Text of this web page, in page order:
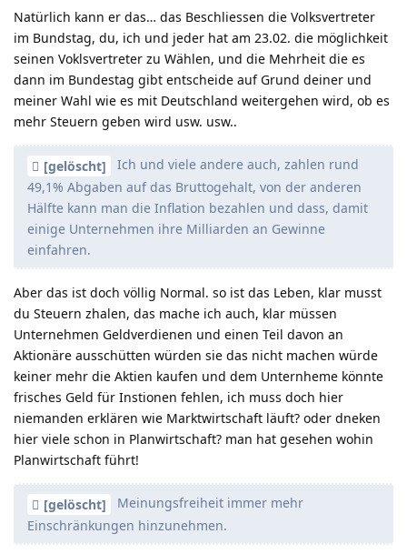
Natürlich kann er das… das Beschliessen die Volksvertreter
im Bundstag, du, ich und jeder hat am 23.02. die möglichkeit
seinen Voklsvertreter zu Wählen, und die Mehrheit die es
dann im Bundestag gibt entscheide auf Grund deiner und
meiner Wahl wie es mit Deutschland weitergehen wird, ob es
mehr Steuern geben wird usw. usw..
[gelöscht]
Ich und viele andere auch, zahlen rund
49,1% Abgaben auf das Bruttogehalt, von der anderen
Hälfte kann man die Inflation bezahlen und dass, damit
einige Unternehmen ihre Milliarden an Gewinne
einfahren.
Aber das ist doch völlig Normal. so ist das Leben, klar musst
du Steuern zhalen, das mache ich auch, klar müssen
Unternehmen Geldverdienen und einen Teil davon an
Aktionäre ausschütten würden sie das nicht machen würde
keiner mehr die Aktien kaufen und dem Unternheme könnte
frisches Geld für Instionen fehlen, ich muss doch hier
niemanden erklären wie Marktwirtschaft läuft? oder dneken
hier viele schon in Planwirtschaft? man hat gesehen wohin
Planwirtschaft führt!
[gelöscht]
Meinungsfreiheit immer mehr
Einschränkungen hinzunehmen.